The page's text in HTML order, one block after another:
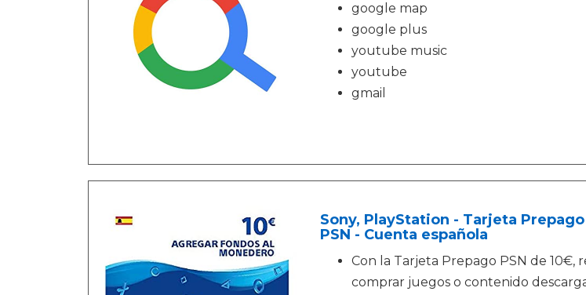
google map
google plus
youtube music
youtube
gmail
Sony, PlayStation - Tarjeta
PSN - Cuenta española
Con la Tarjeta Prepago PSN de
comprar juegos o contenido